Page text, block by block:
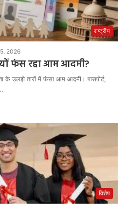
राष्ट्रीय
2026
फंस रहा आम आदमी?
के उलझे तारों में फंसा आम आदमी। पासपोर्ट,
विशेष